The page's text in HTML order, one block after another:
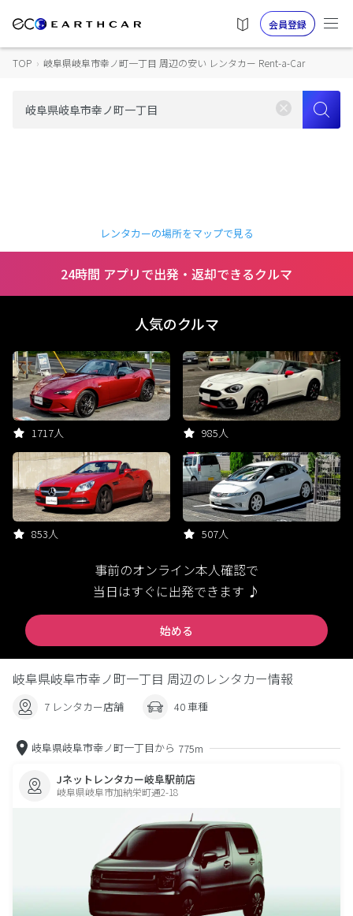
会員登録
TOP › 岐阜県岐阜市幸ノ町一丁目 周辺の安い レンタカー Rent-a-Car
レンタカーの場所をマップで見る
24時間 アプリで出発・返却できるクルマ
人気のクルマ
1717人 985人
853人 507人
事前のオンライン本人確認で
当日はすぐに出発できます ♪
始める
岐阜県岐阜市幸ノ町一丁目 周辺のレンタカー情報
7 レンタカー店舗 40 車種
岐阜県岐阜市幸ノ町一丁目から 775m
Jネットレンタカー岐阜駅前店
岐阜県岐阜市加納栄町通2-18